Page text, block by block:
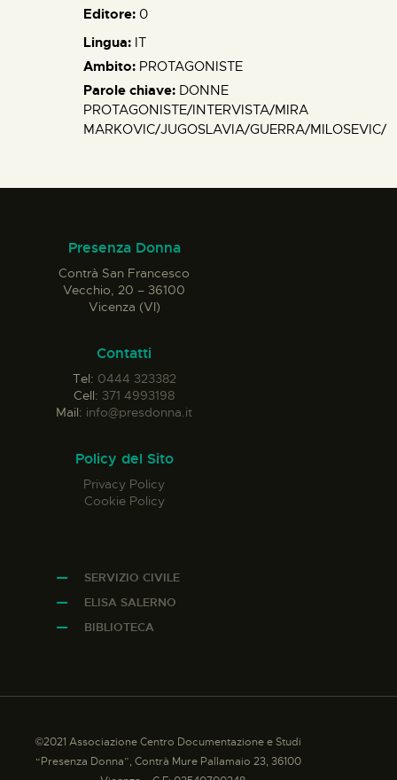
Editore: 0
Lingua: IT
Ambito: PROTAGONISTE
Parole chiave: DONNE
PROTAGONISTE/INTERVISTA/MIRA
MARKOVIC/JUGOSLAVIA/GUERRA/MILOSEVIC/
Presenza Donna
Contrà San Francesco
Vecchio, 20 – 36100
Vicenza (VI)
Contatti
Tel: 0444 323382
Cell: 371 4993198
Mail: info@presdonna.it
Policy del Sito
Privacy Policy
Cookie Policy
SERVIZIO CIVILE
ELISA SALERNO
BIBLIOTECA
©2021 Associazione Centro Documentazione e Studi
“Presenza Donna”, Contrà Mure Pallamaio 23, 36100